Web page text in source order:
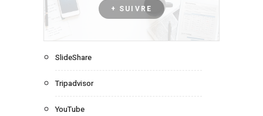
+ SUIVRE
SlideShare
Tripadvisor
YouTube